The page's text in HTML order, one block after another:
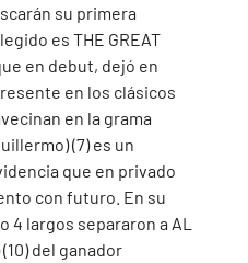
su primera
es THE GREAT
en debut, dejó en
en los clásicos
en la grama
(7) es un
que en privado
con futuro. En su
largos separaron a AL
del ganador